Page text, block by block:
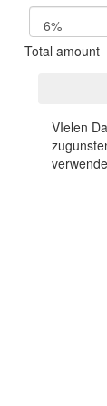
6%
Total amount
VIelen